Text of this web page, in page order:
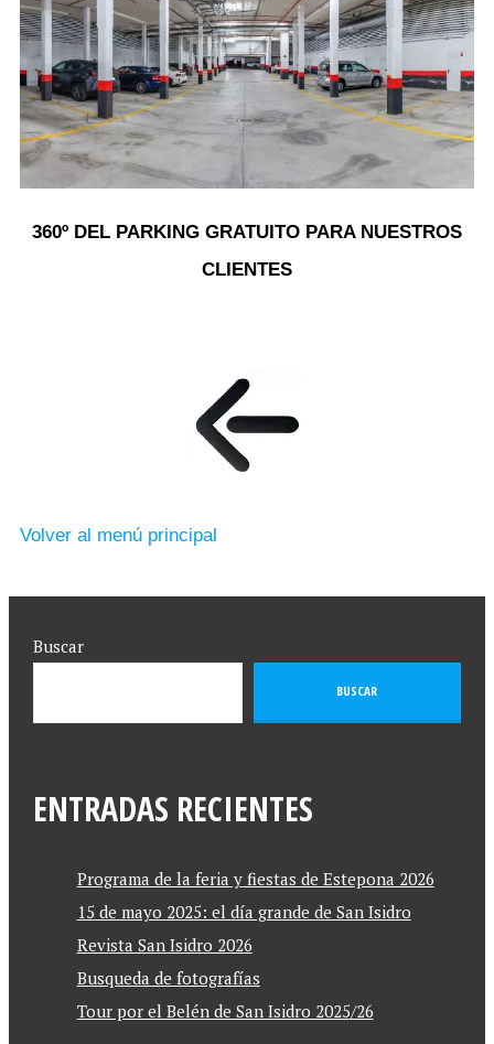
360º DEL PARKING GRATUITO PARA NUESTROS
CLIENTES
Volver al menú principal
Buscar
BUSCAR
ENTRADAS RECIENTES
Programa de la feria y fiestas de Estepona 2026
15 de mayo 2025: el día grande de San Isidro
Revista San Isidro 2026
Busqueda de fotografías
Tour por el Belén de San Isidro 2025/26